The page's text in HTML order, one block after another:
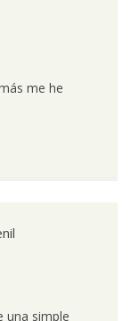
me he
una simple